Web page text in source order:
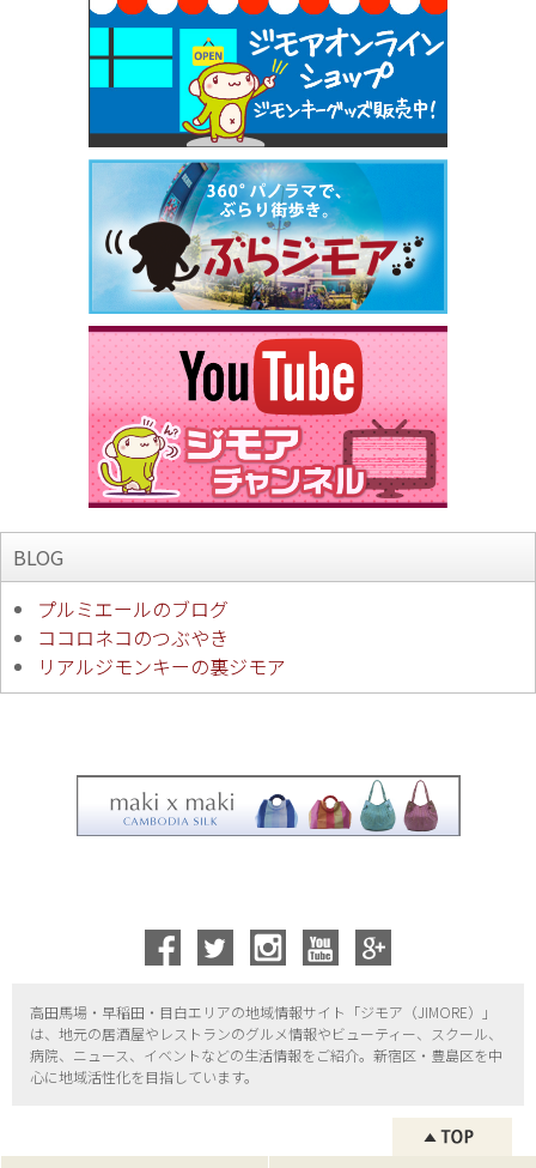
BLOG
プルミエールのブログ
ココロネコのつぶやき
リアルジモンキーの裏ジモア
高田馬場・早稲田・目白エリアの地域情報サイト「ジモア（JIMORE）」
は、地元の居酒屋やレストランのグルメ情報やビューティー、 スクール、
病院、ニュース、イベントなどの生活情報をご紹介。新宿区・ 豊島区を中
心に地域活性化を目指しています。